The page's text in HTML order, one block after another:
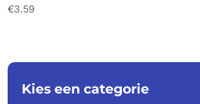
€3.59
Kies een categorie